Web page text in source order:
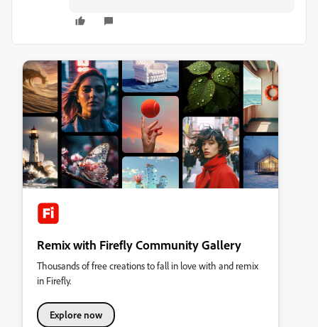
Remix with Firefly Community Gallery
Thousands of free creations to fall in love with and remix
in Firefly.
Explore now